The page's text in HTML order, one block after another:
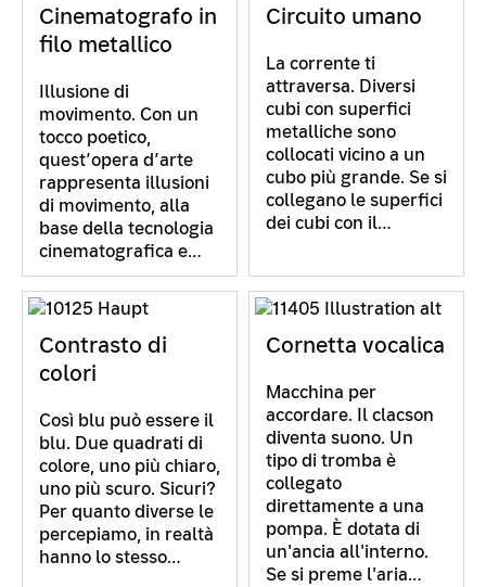
Cinematografo in
filo metallico
Illusione di
movimento. Con un
tocco poetico,
quest’opera d’arte
rappresenta illusioni
di movimento, alla
base della tecnologia
cinematografica e…
Circuito umano
La corrente ti
attraversa. Diversi
cubi con superfici
metalliche sono
collocati vicino a un
cubo più grande. Se si
collegano le superfici
dei cubi con il…
Contrasto di
colori
Così blu può essere il
blu. Due quadrati di
colore, uno più chiaro,
uno più scuro. Sicuri?
Per quanto diverse le
percepiamo, in realtà
hanno lo stesso…
Cornetta vocalica
Macchina per
accordare. Il clacson
diventa suono. Un
tipo di tromba è
collegato
direttamente a una
pompa. È dotata di
un'ancia all'interno.
Se si preme l'aria…